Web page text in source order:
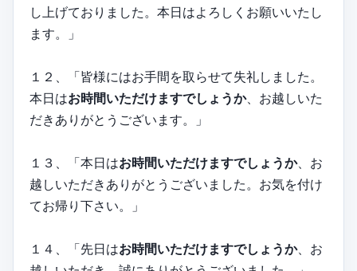
し上げておりました。本日はよろしくお願いいたし
ます。」
１２、「皆様にはお手間を取らせて失礼しました。
本日はお時間いただけますでしょうか、お越しいた
だきありがとうございます。」
１３、「本日はお時間いただけますでしょうか、お
越しいただきありがとうございました。お気を付け
てお帰り下さい。」
１４、「先日はお時間いただけますでしょうか、お